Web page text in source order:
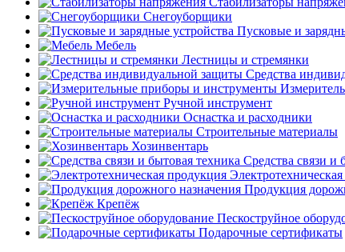
Снегоуборщики
Пусковые и
Мебель
Лестницы и стремянки
Средства
Ручной инструмент
Оснастка и расходники
Строительные материалы
Хозинвентарь
Средства связи и
Продукция
Крепёж
Пескоструйное
Подарочные сертификаты